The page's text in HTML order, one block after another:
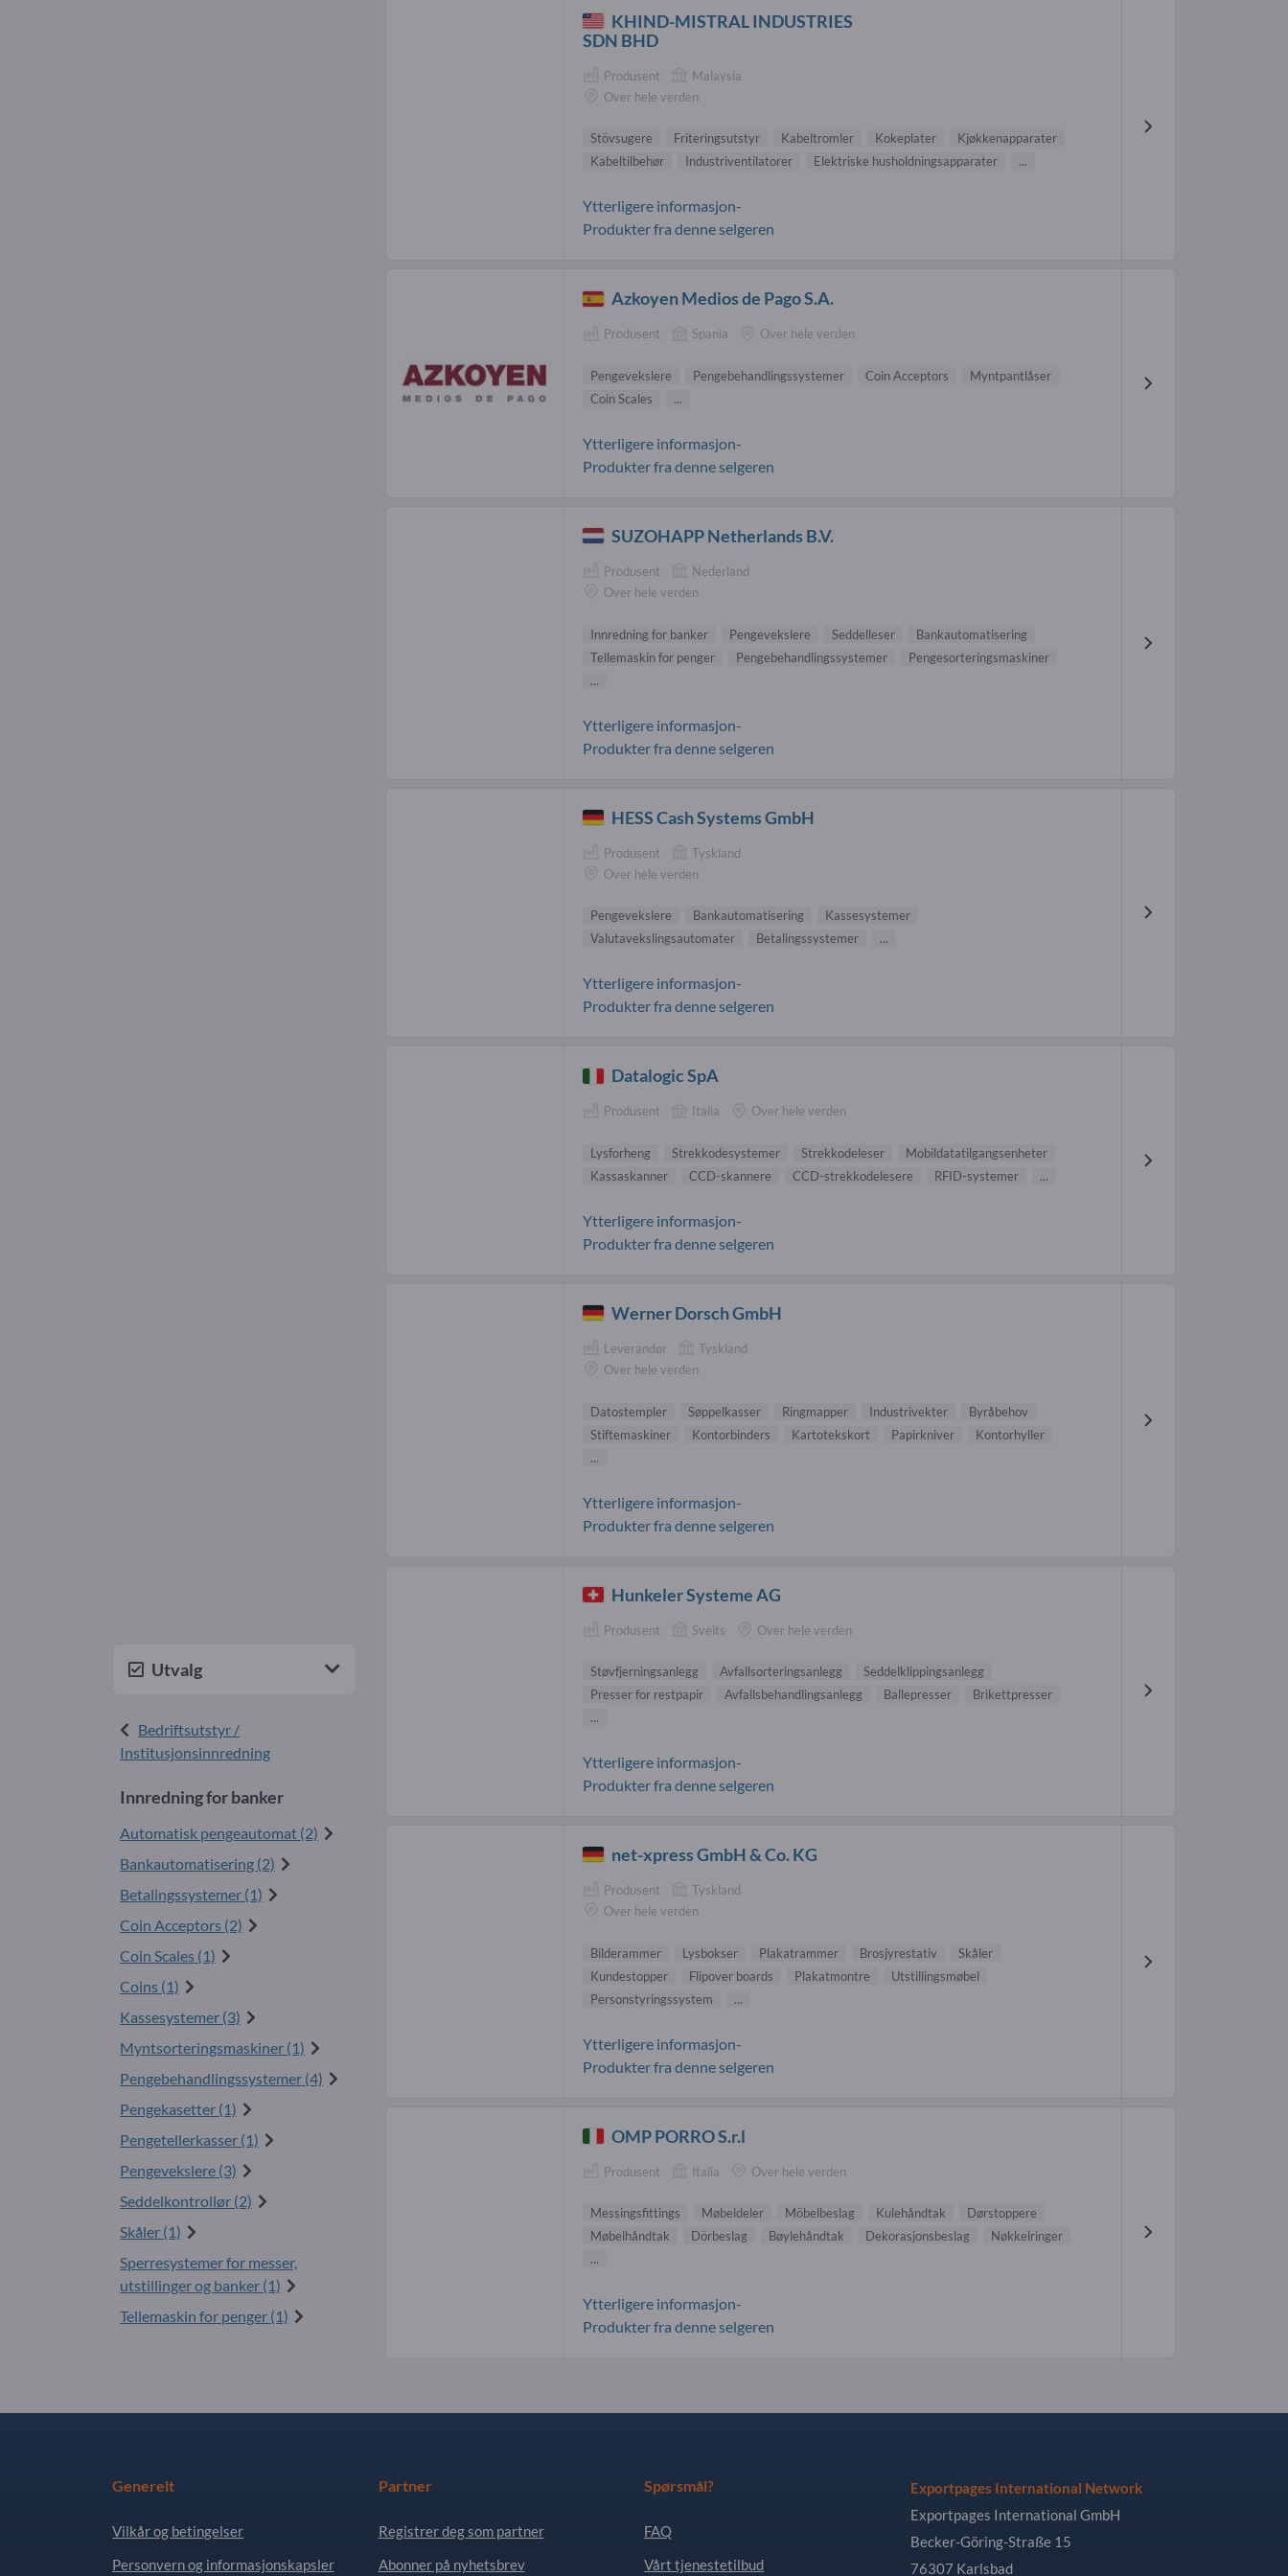
Utvalg
Bedriftsutstyr /
Institusjonsinnredning
Innredning for banker
Automatisk pengeautomat (2)
Bankautomatisering (2)
Betalingssystemer (1)
Coin Acceptors (2)
Coin Scales (1)
Coins (1)
Kassesystemer (3)
Myntsorteringsmaskiner (1)
Pengebehandlingssystemer (4)
Pengekasetter (1)
Pengetellerkasser (1)
Pengevekslere (3)
Seddelkontrollør (2)
Skåler (1)
Sperresystemer for messer,
utstillinger og banker (1)
Tellemaskin for penger (1)
KHIND-MISTRAL INDUSTRIES
SDN BHD
Produsent
Malaysia
Over hele verden
Stövsugere Friteringsutstyr Kabeltromler Kokeplater
Kjøkkenapparater
Kabeltilbehør
Industriventilatorer Elektriske husholdningsapparater ...
Ytterligere informasjon-
Produkter fra denne selgeren
Azkoyen Medios de Pago S.A.
Produsent Spania Over hele verden
Pengevekslere Pengebehandlingssystemer Coin Acceptors
Myntpantlåser
Coin Scales
...
Ytterligere informasjon-
Produkter fra denne selgeren
SUZOHAPP Netherlands B.V.
Produsent
Nederland
Over hele verden
Innredning for banker Pengevekslere Seddelleser
Bankautomatisering
Tellemaskin for penger
Pengebehandlingssystemer
Pengesorteringsmaskiner
...
Ytterligere informasjon-
Produkter fra denne selgeren
HESS Cash Systems GmbH
Produsent
Tyskland
Over hele verden
Pengevekslere Bankautomatisering
Kassesystemer
Valutavekslingsautomater
Betalingssystemer ...
Ytterligere informasjon-
Produkter fra denne selgeren
Datalogic SpA
Produsent Italia Over hele verden
Lysforheng Strekkodesystemer Strekkodeleser
Mobildatatilgangsenheter
Kassaskanner
CCD-skannere CCD-strekkodelesere RFID-systemer ...
Ytterligere informasjon-
Produkter fra denne selgeren
Werner Dorsch GmbH
Leverandør
Tyskland
Over hele verden
Datostempler Søppelkasser Ringmapper Industrivekter
Byråbehov
Stiftemaskiner
Kontorbinders Kartotekskort Papirkniver
Kontorhyller
...
Ytterligere informasjon-
Produkter fra denne selgeren
Hunkeler Systeme AG
Produsent Sveits Over hele verden
Støvfjerningsanlegg Avfallsorteringsanlegg
Seddelklippingsanlegg
Presser for restpapir
Avfallsbehandlingsanlegg Ballepresser
Brikettpresser
...
Ytterligere informasjon-
Produkter fra denne selgeren
net-xpress GmbH & Co. KG
Produsent
Tyskland
Over hele verden
Bilderammer Lysbokser Plakatrammer Brosjyrestativ
Skåler
Kundestopper
Flipover boards Plakatmontre
Utstillingsmøbel
Personstyringssystem
...
Ytterligere informasjon-
Produkter fra denne selgeren
OMP PORRO S.r.l
Produsent Italia Over hele verden
Messingsfittings Møbeldeler Möbelbeslag Kulehåndtak
Dørstoppere
Møbelhåndtak
Dörbeslag Bøylehåndtak Dekorasjonsbeslag
Nøkkelringer
...
Ytterligere informasjon-
Produkter fra denne selgeren
Generelt
Vilkår og betingelser
Personvern og informasjonskapsler
Partner
Registrer deg som partner
Abonner på nyhetsbrev
Spørsmål?
FAQ
Vårt tjenestetilbud
Exportpages International Network
Exportpages International GmbH
Becker-Göring-Straße 15
76307 Karlsbad